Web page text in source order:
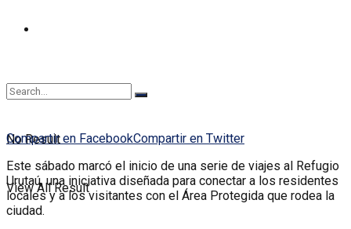
No Result
View All Result
Compartir en FacebookCompartir en Twitter
Este sábado marcó el inicio de una serie de viajes al Refugio
Urutaú, una iniciativa diseñada para conectar a los residentes
locales y a los visitantes con el Área Protegida que rodea la
ciudad.